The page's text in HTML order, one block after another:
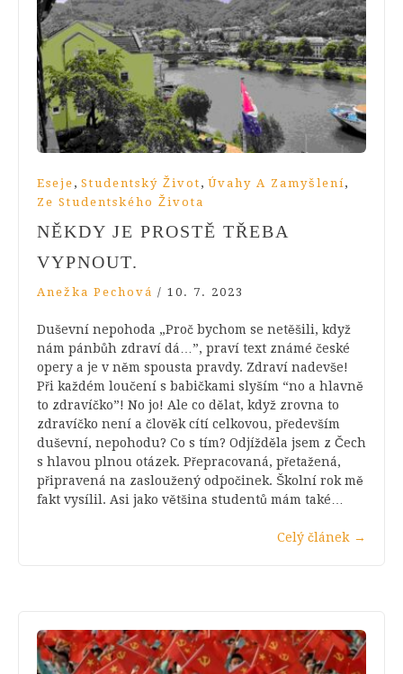
Eseje , Studentský Život , Úvahy A Zamyšlení,
Ze Studentského Života
NĚKDY JE PROSTĚ TŘEBA
VYPNOUT.
Anežka Pechová / 10. 7. 2023
Duševní nepohoda „Proč bychom se netěšili, když
nám pánbůh zdraví dá…”, praví text známé české
opery a je v něm spousta pravdy. Zdraví nadevše!
Při každém loučení s babičkami slyším “no a hlavně
to zdravíčko”! No jo! Ale co dělat, když zrovna to
zdravíčko není a člověk cítí celkovou, především
duševní, nepohodu? Co s tím? Odjížděla jsem z Čech
s hlavou plnou otázek. Přepracovaná, přetažená,
připravená na zasloužený odpočinek. Školní rok mě
fakt vysílil. Asi jako většina studentů mám také…
Celý článek →